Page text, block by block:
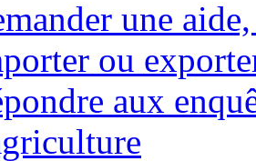
une
ou
aux